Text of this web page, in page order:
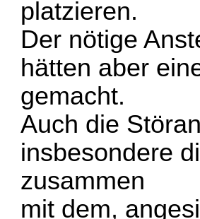
platzieren.
Der nötige
hätten aber
gemacht.
Auch die
insbesondere
zusammen
mit dem,